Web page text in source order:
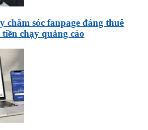
chăm sóc fanpage đáng thuê
chạy quảng cáo